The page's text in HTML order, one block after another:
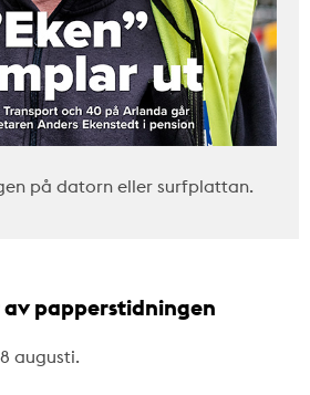
på datorn eller surfplattan.
papperstidningen
augusti.